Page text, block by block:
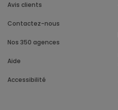
Avis clients
Contactez-nous
Nos 350 agences
Aide
Accessibilité